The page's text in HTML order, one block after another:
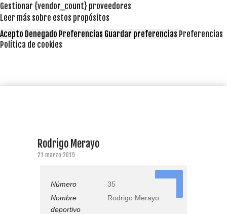
Gestionar {vendor_count} proveedores
Leer más sobre estos propósitos
Acepto Denegado Preferencias Guardar preferencias Preferencias
Política de cookies
Rodrigo Merayo
21 marzo 2019
Número
35
Nombre
deportivo
Rodrigo Merayo